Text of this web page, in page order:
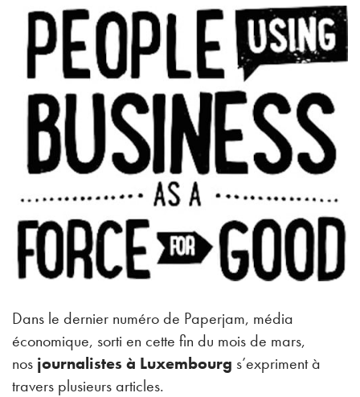
Dans le dernier numéro de Paperjam, média
économique, sorti en cette fin du mois de mars,
nos journalistes à Luxembourg s’expriment à
travers plusieurs articles.